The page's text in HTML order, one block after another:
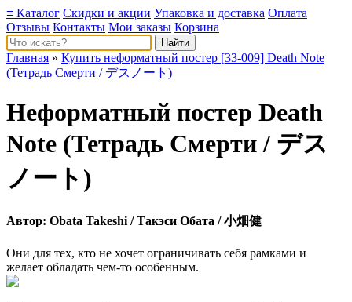
≡ Каталог Скидки и акции Упаковка и доставка Оплата
Отзывы Контакты Мои заказы Корзина
Главная » Купить неформатный постер [33-009] Death Note
(Тетрадь Смерти / デスノート)
Неформатный постер Death
Note (Тетрадь Смерти / デス
ノート)
Автор: Obata Takeshi / Такэси Обата / 小畑健
Они для тех, кто не хочет ограничивать себя рамками и
желает обладать чем-то особенным.